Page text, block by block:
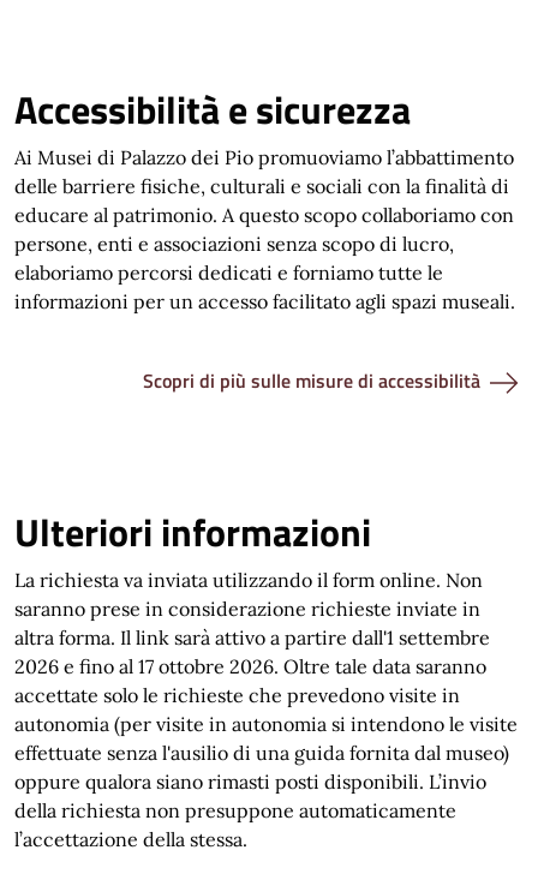
Accessibilità e sicurezza
Ai Musei di Palazzo dei Pio promuoviamo l’abbattimento
delle barriere fisiche, culturali e sociali con la finalità di
educare al patrimonio. A questo scopo collaboriamo con
persone, enti e associazioni senza scopo di lucro,
elaboriamo percorsi dedicati e forniamo tutte le
informazioni per un accesso facilitato agli spazi museali.
Scopri di più sulle misure di accessibilità
Ulteriori informazioni
La richiesta va inviata utilizzando il form online. Non
saranno prese in considerazione richieste inviate in
altra forma. Il link sarà attivo a partire dall'1 settembre
2026 e fino al 17 ottobre 2026. Oltre tale data saranno
accettate solo le richieste che prevedono visite in
autonomia (per visite in autonomia si intendono le visite
effettuate senza l'ausilio di una guida fornita dal museo)
oppure qualora siano rimasti posti disponibili. L’invio
della richiesta non presuppone automaticamente
l’accettazione della stessa.